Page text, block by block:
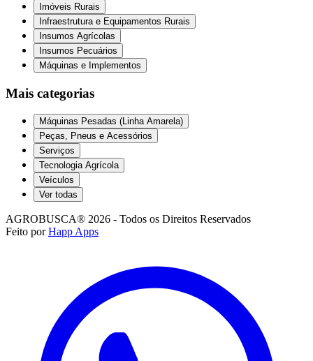
Imóveis Rurais
Infraestrutura e Equipamentos Rurais
Insumos Agrícolas
Insumos Pecuários
Máquinas e Implementos
Mais categorias
Máquinas Pesadas (Linha Amarela)
Peças, Pneus e Acessórios
Serviços
Tecnologia Agrícola
Veículos
Ver todas
AGROBUSCA® 2026 - Todos os Direitos Reservados
Feito por Happ Apps